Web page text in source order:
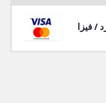
/ فيزا